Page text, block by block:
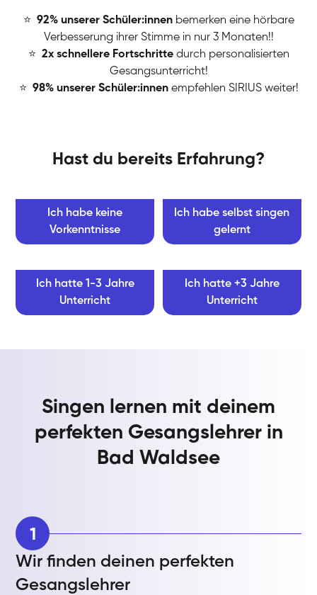
⭐ 92% unserer Schüler:innen bemerken eine hörbare
Verbesserung ihrer Stimme in nur 3 Monaten!!
⭐ 2x schnellere Fortschritte durch personalisierten
Gesangsunterricht!
⭐ 98% unserer Schüler:innen empfehlen SIRIUS weiter!
Hast du bereits Erfahrung?
Ich habe keine
Vorkenntnisse
Ich habe selbst singen
gelernt
Ich hatte 1-3 Jahre
Unterricht
Ich hatte +3 Jahre
Unterricht
Singen lernen mit deinem
perfekten Gesangslehrer in
Bad Waldsee
1
Wir finden deinen perfekten
Gesangslehrer